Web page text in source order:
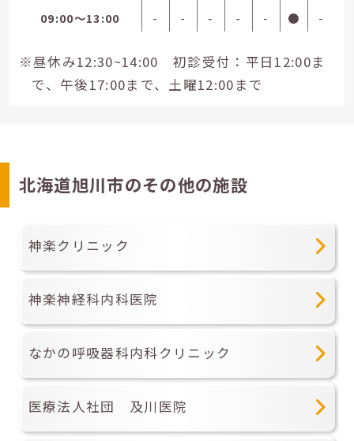
09:00〜13:00
- - - - - ● -
※昼休み12:30~14:00 初診受付：平日12:00ま
で、午後17:00まで、土曜12:00まで
北海道旭川市のその他の施設
神楽クリニック
神楽神経科内科医院
なかの呼吸器科内科クリニック
医療法人社団 及川医院